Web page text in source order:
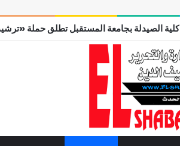
كلية الصيدلة بجامعة المستقبل تطلق حملة «ترشيد